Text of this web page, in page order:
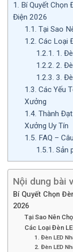
1. Bí Quyết Chọn
Điện 2026
1.1. Tại Sao
1.2. Các Loại
1.2.1. 1.
1.2.2. 2.
1.2.3. 3.
1.3. Các Yếu
Xưởng
1.4. Thành
Xưởng Uy Tín
1.5. FAQ –
1.5.1. Sản
Nội dung bài
Bí Quyết Chọn
2026
Tại Sao Nên
Các Loại Đèn
1. Đèn LED
2. Đèn LED